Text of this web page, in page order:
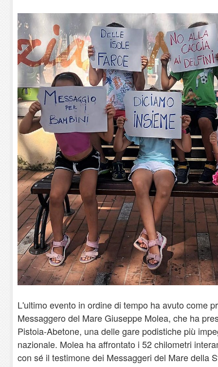
L'ultimo evento in ordine di tempo ha avuto come
Messaggero del Mare Giuseppe Molea, che ha
Pistoia-Abetone, una delle gare podistiche più
nazionale. Molea ha affrontato i 52 chilometri
con sé il testimone dei Messaggeri del Mare della